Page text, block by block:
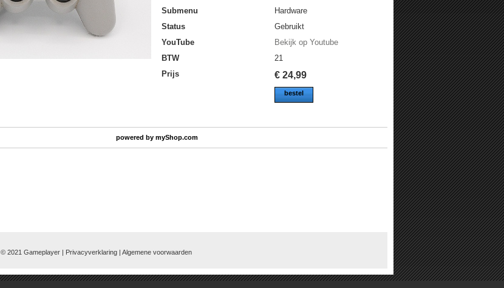
Submenu
Hardware
Status
Gebruikt
YouTube
Bekijk op Youtube
BTW
21
Prijs
€24,99
bestel
powered bymyShop.com
© 2021 Gameplayer | Privacyverklaring | Algemene voorwaarden